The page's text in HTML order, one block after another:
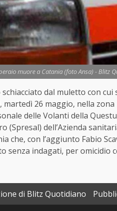
muore a Catania (foto Ansa) - Blitz
dal muletto con cui
26 maggio, nella
delle Volanti della
dell’Azienda
che, con l’aggiunto Fabio
senza indagati, per omicidio
di Blitz Quotidiano